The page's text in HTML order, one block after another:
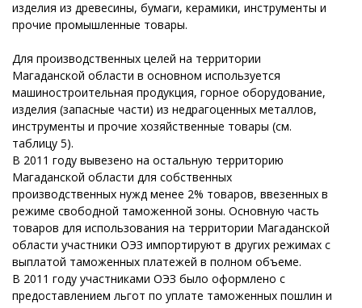
изделия из древесины, бумаги, керамики, инструменты и
прочие промышленные товары.
Для производственных целей на территории
Магаданской области в основном используется
машиностроительная продукция, горное оборудование,
изделия (запасные части) из недрагоценных металлов,
инструменты и прочие хозяйственные товары (см.
таблицу 5).
В 2011 году вывезено на остальную территорию
Магаданской области для собственных
производственных нужд менее 2% товаров, ввезенных в
режиме свободной таможенной зоны. Основную часть
товаров для использования на территории Магаданской
области участники ОЭЗ импортируют в других режимах с
выплатой таможенных платежей в полном объеме.
В 2011 году участниками ОЭЗ было оформлено с
предоставлением льгот по уплате таможенных пошлин и